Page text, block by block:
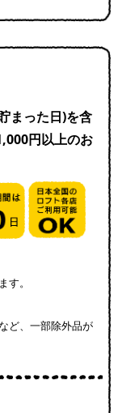
まった日)を含
円以上のお
。
ど、一部除外品が